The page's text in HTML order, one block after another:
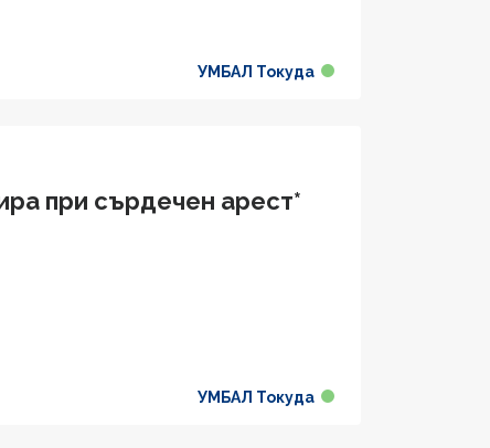
УМБАЛ Токуда
при сърдечен арест*
УМБАЛ Токуда